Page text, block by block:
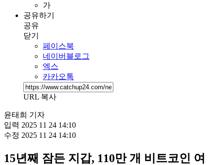
가
공유하기
공유
닫기
페이스북
네이버블로그
엑스
카카오톡
URL 복사
윤태희 기자
입력 2025 11 24 14:10
수정 2025 11 24 14:10
15년째 잠든 지갑, 110만 개 비트코인 여